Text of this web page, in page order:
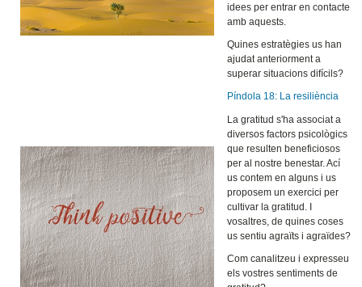
idees per entrar en contacte
amb aquests.
Quines estratègies us han
ajudat anteriorment a
superar situacions difícils?
Píndola 18: La resiliència
La gratitud s'ha associat a
diversos factors psicològics
que resulten beneficiosos
per al nostre benestar. Ací
us contem en alguns i us
proposem un exercici per
cultivar la gratitud. I
vosaltres, de quines coses
us sentiu agraïts i agraïdes?
Com canalitzeu i expresseu
els vostres sentiments de